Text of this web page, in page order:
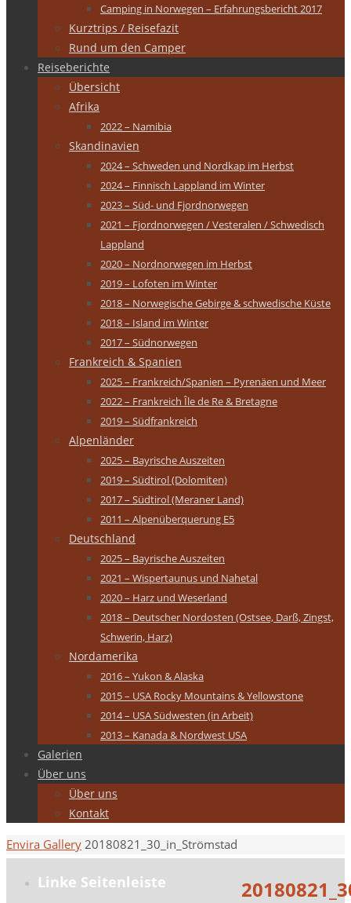
Camping in Norwegen – Erfahrungsbericht 2017
Kurztrips / Reisefazit
Rund um den Camper
Reiseberichte
Übersicht
Afrika
2022 – Namibia
Skandinavien
2024 – Schweden und Nordkap im Herbst
2024 – Finnisch Lappland im Winter
2023 – Süd- und Fjordnorwegen
2021 – Fjordnorwegen / Vesteralen / Schwedisch
Lappland
2020 – Nordnorwegen im Herbst
2019 – Lofoten im Winter
2018 – Norwegische Gebirge & schwedische Küste
2018 – Island im Winter
2017 – Südnorwegen
Frankreich & Spanien
2025 – Frankreich/Spanien – Pyrenäen und Meer
2022 – Frankreich Île de Re & Bretagne
2019 – Südfrankreich
Alpenländer
2025 – Bayrische Auszeiten
2019 – Südtirol (Dolomiten)
2017 – Südtirol (Meraner Land)
2011 – Alpenüberquerung E5
Deutschland
2025 – Bayrische Auszeiten
2021 – Wispertaunus und Nahetal
2020 – Harz und Weserland
2018 – Deutscher Nordosten (Ostsee, Darß, Zingst,
Schwerin, Harz)
Nordamerika
2016 – Yukon & Alaska
2015 – USA Rocky Mountains & Yellowstone
2014 – USA Südwesten (in Arbeit)
2013 – Kanada & Nordwest USA
Galerien
Über uns
Über uns
Kontakt
Start
Envira Gallery 20180821_30_in_Strömstad
Linke Seitenleiste